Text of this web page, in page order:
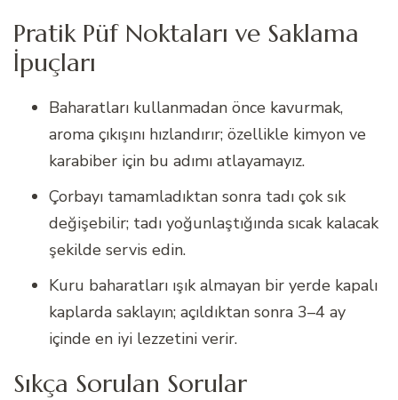
Pratik Püf Noktaları ve Saklama
İpuçları
Baharatları kullanmadan önce kavurmak,
aroma çıkışını hızlandırır; özellikle kimyon ve
karabiber için bu adımı atlayamayız.
Çorbayı tamamladıktan sonra tadı çok sık
değişebilir; tadı yoğunlaştığında sıcak kalacak
şekilde servis edin.
Kuru baharatları ışık almayan bir yerde kapalı
kaplarda saklayın; açıldıktan sonra 3–4 ay
içinde en iyi lezzetini verir.
Sıkça Sorulan Sorular